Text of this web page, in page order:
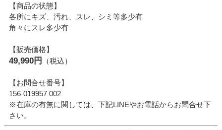
【商品の状態】
各所にキズ、汚れ、スレ、シミ等多少有
角々にスレ多少有
【販売価格】
49,990円 （税込）
【お問合せ番号】
156-019957 002
※在庫の有無に関しては、下記LINEやお電話からお問合せ下
さい。